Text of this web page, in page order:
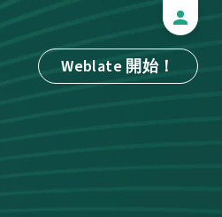
Weblate 開始！